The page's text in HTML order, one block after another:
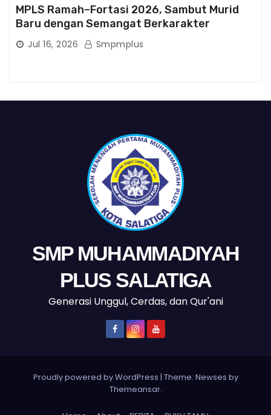
MPLS Ramah–Fortasi 2026, Sambut Murid
Baru dengan Semangat Berkarakter
Jul 16, 2026 Smpmplus
SMP MUHAMMADIYAH
PLUS SALATIGA
Generasi Unggul, Cerdas, dan Qur'ani
Proudly powered by WordPress | Theme: Newses by
Themeansar.